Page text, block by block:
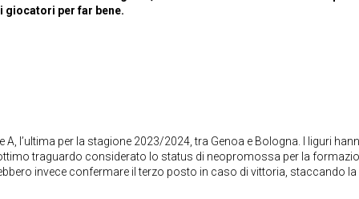
giocatori per far bene.
l’ultima per la stagione 2023/2024, tra Genoa e Bologna. I liguri
traguardo considerato lo status di neopromossa per la
invece confermare il terzo posto in caso di vittoria, staccando la